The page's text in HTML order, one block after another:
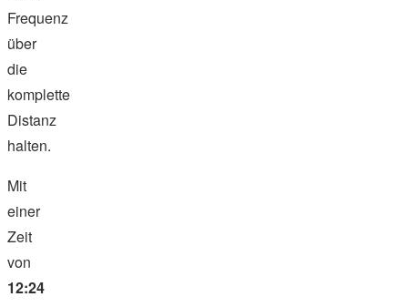
Frequenz
über
die
komplette
Distanz
halten.
Mit
einer
Zeit
von
12:24